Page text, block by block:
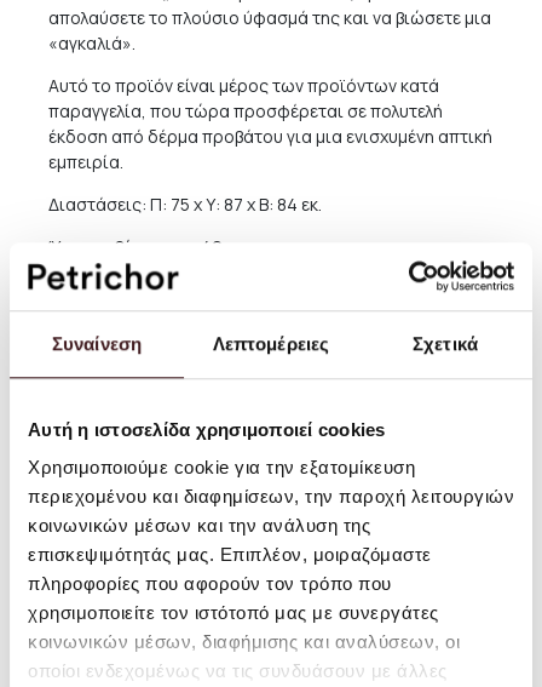
Συναίνεση Λεπτομέρειες Σχετικά
Αυτή η ιστοσελίδα χρησιμοποιεί cookies
Χρησιμοποιούμε cookie για την εξατομίκευση
περιεχομένου και διαφημίσεων, την παροχή λειτουργιών
κοινωνικών μέσων και την ανάλυση της
επισκεψιμότητάς μας. Επιπλέον, μοιραζόμαστε
πληροφορίες που αφορούν τον τρόπο που
χρησιμοποιείτε τον ιστότοπό μας με συνεργάτες
κοινωνικών μέσων, διαφήμισης και αναλύσεων, οι
οποίοι ενδεχομένως να τις συνδυάσουν με άλλες
απολαύσετε το πλούσιο ύφασμά της και να βιώσετε μια
«αγκαλιά».
Αυτό το προϊόν είναι μέρος των προϊόντων κατά
παραγγελία, που τώρα προσφέρεται σε πολυτελή
έκδοση από δέρμα προβάτου για μια ενισχυμένη απτική
εμπειρία.
Διαστάσεις: Π: 75 x Υ: 87 x Β: 84 εκ.
Ύψος καθίσματος: 42 εκ.
Ύψος πλάτης: 44 εκ.
Υλικό: Ταπετσαρία: Sheepskin Curly 17 mm από
Skandilock. Κάθισμα/πλάτη: Ξύλινη δομή με αφρό PU
υψηλής αντοχής και πολυεστερικό γέμισμα. Μπράτσα:
δέρμα προβάτου μπορεί να παρουσιάζει διαφορές στη
δομή, την πυκνότητα και το πάχος. Τα δέρματα
ενδέχεται να έχουν διαφοροποιήσεις στο χρώμα και τα
μοτίβα μπούκλας, καθιστώντας κάθε κομμάτι
μοναδικό. Κατοχυρωμένος σχεδιασμός
Οδηγίες φροντίδας: Για να διατηρήσετε την κατάσταση
των επίπλων από δέρμα προβάτου, σκουπίστε τακτικά
με ηλεκτρική σκούπα και αερίστε τα. Χρησιμοποιήστε